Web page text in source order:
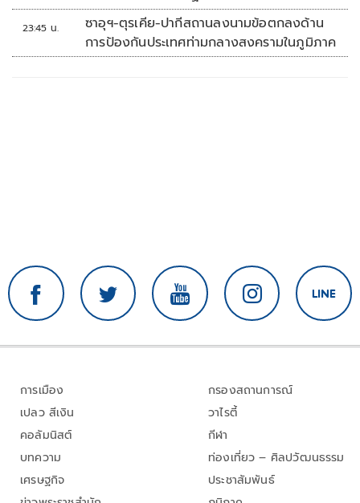
'พลตรี'
23:45 น.
ซาอุฯ-ตุรเคีย-ปากีสถานลงนามข้อตกลงด้าน
การป้องกันประเทศท่ามกลางสงครามในภูมิภาค
การเมือง
เปลว สีเงิน
คอลัมนิสต์
บทความ
เศรษฐกิจ
กรองสถานการณ์
วาไรตี้
กีฬา
ท่องเที่ยว – ศิลปวัฒนธรรม
ประชาสัมพันธ์